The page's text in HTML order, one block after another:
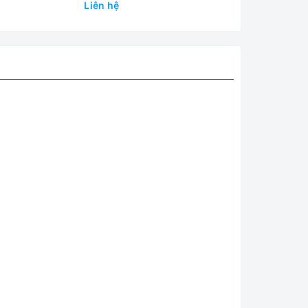
Liên hệ